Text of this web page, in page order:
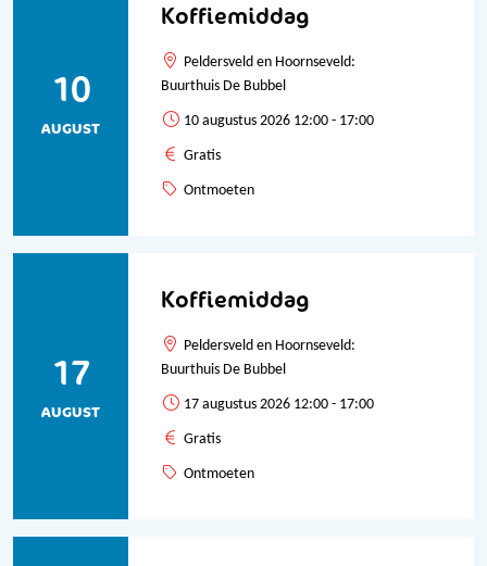
Koffiemiddag
10
AUGUST
Peldersveld en Hoornseveld:
Buurthuis De Bubbel
10 augustus 2026 12:00 - 17:00
Gratis
Ontmoeten
Koffiemiddag
17
AUGUST
Peldersveld en Hoornseveld:
Buurthuis De Bubbel
17 augustus 2026 12:00 - 17:00
Gratis
Ontmoeten